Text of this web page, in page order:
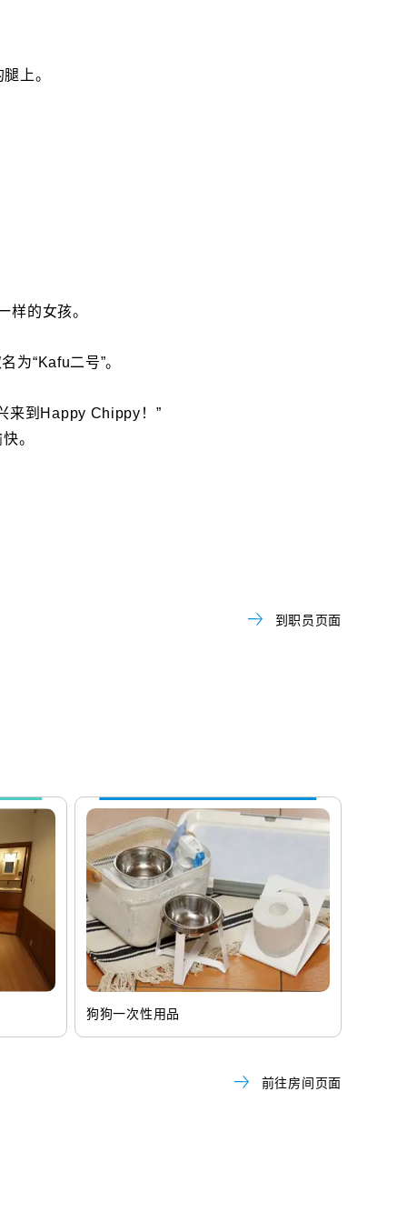
上。
样的女孩。
为“Kafu二号”。
来到Happy Chippy！”
。
到职员页面
狗狗一次性用品
前往房间页面